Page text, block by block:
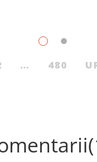
Situația poate fi salvată
… 480